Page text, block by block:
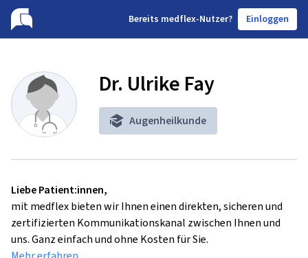
Bereits medflex-Nutzer? Einloggen
Dr. Ulrike Fay
Augenheilkunde
Liebe Patient:innen,
mit medflex bieten wir Ihnen einen direkten, sicheren und
zertifizierten Kommunikationskanal zwischen Ihnen und
uns. Ganz einfach und ohne Kosten für Sie.